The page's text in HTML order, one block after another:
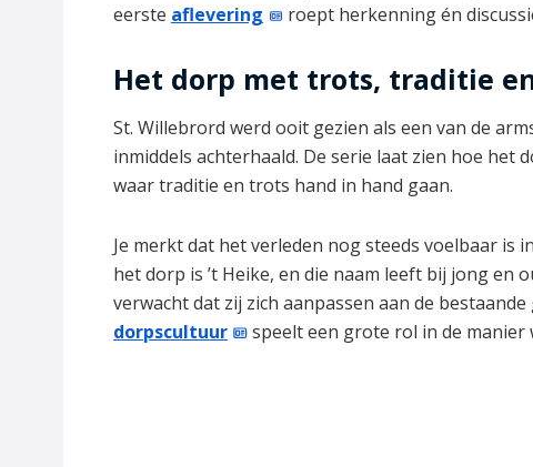
eerste aflevering roept herkenning én
Het dorp met trots, traditie
St. Willebrord werd ooit gezien als een van de
inmiddels achterhaald. De serie laat zien hoe
waar traditie en trots hand in hand gaan.
Je merkt dat het verleden nog steeds voelbaar is
het dorp is ’t Heike, en die naam leeft bij jong en
verwacht dat zij zich aanpassen aan de
dorpscultuur
speelt een grote rol in de manier